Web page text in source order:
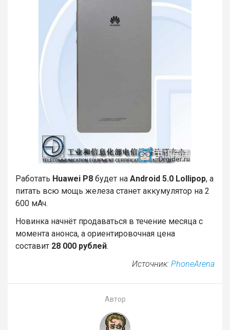
Работать Huawei P8 будет на Android 5.0 Lollipop, а
питать всю мощь железа станет аккумулятор на 2
600 мАч.
Новинка начнёт продаваться в течение месяца с
момента анонса, а ориентировочная цена
составит 28 000 рублей.
Источник: PhoneArena
Автор